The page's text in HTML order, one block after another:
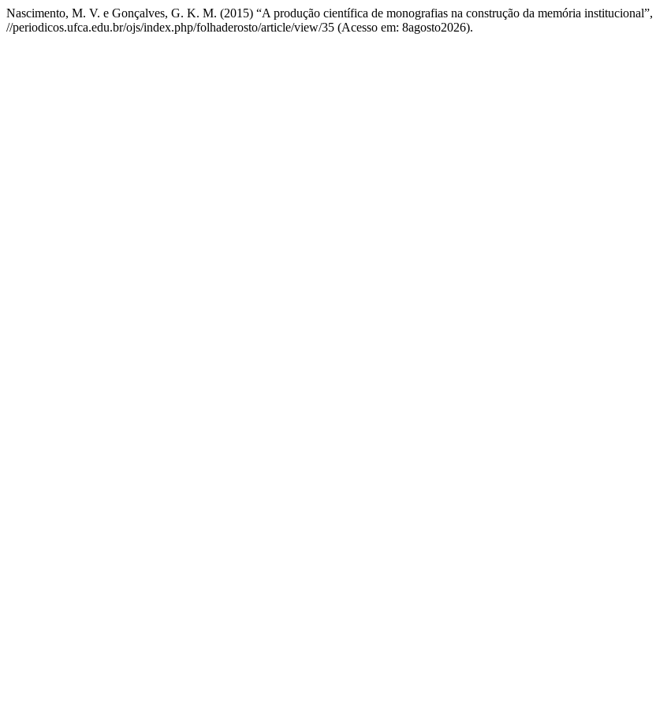
Nascimento, M. V. e Gonçalves, G. K. M. (2015) “A produção científica de monografias na construção da memória institucional”,
//periodicos.ufca.edu.br/ojs/index.php/folhaderosto/article/view/35 (Acesso em: 8agosto2026).